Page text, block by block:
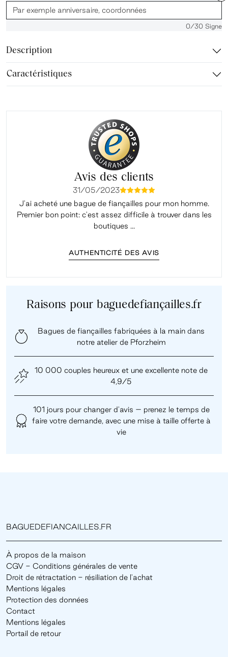
0/30 Signe
Description
Caractéristiques
Avis des clients
31/05/2023mmmmm
J'ai acheté une bague de fiançailles pour mon homme.
Premier bon point: c'est assez difficile à trouver dans les
boutiques ...
AUTHENTICITÉ DES AVIS
Raisons pour baguedefiançailles.fr
Bagues de fiançailles fabriquées à la main dans
notre atelier de Pforzheim
10 000 couples heureux et une excellente note de
4,9/5
101 jours pour changer d'avis – prenez le temps de
faire votre demande, avec une mise à taille offerte à
vie
BAGUEDEFIANCAILLES.FR
À propos de la maison
CGV - Conditions générales de vente
Droit de rétractation - résiliation de l'achat
Mentions légales
Protection des données
Contact
Mentions légales
Portail de retour